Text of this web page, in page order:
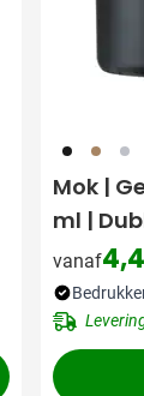
001 998 032
Mok |
ml |
vanaf